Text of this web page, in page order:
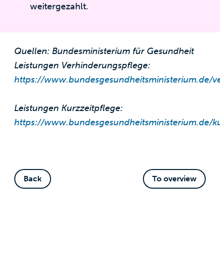
weitergezahlt.
Quellen: Bundesministerium für Gesundheit
Leistungen Verhinderungspflege:
https://www.bundesgesundheitsministerium.de/
Leistungen Kurzzeitpflege:
https://www.bundesgesundheitsministerium.de/
Back To overview